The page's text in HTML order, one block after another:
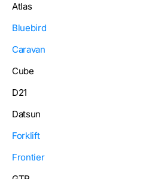
Atlas
Bluebird
Caravan
Cube
D21
Datsun
Forklift
Frontier